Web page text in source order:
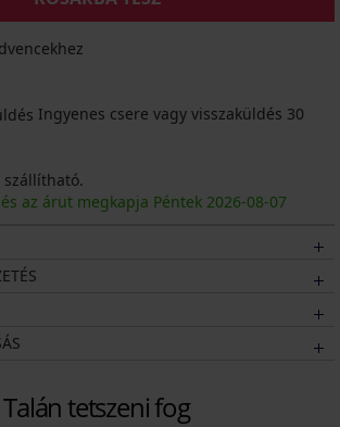
Ingyenes csere vagy visszaküldés 30
szállítható.
az árut megkapja Péntek 2026-08-07
Talán tetszeni fog